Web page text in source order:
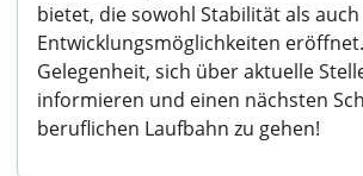
bietet, die sowohl Stabilität als auch
Entwicklungsmöglichkeiten
Gelegenheit, sich über aktuelle
informieren und einen nächsten
beruflichen Laufbahn zu gehen!